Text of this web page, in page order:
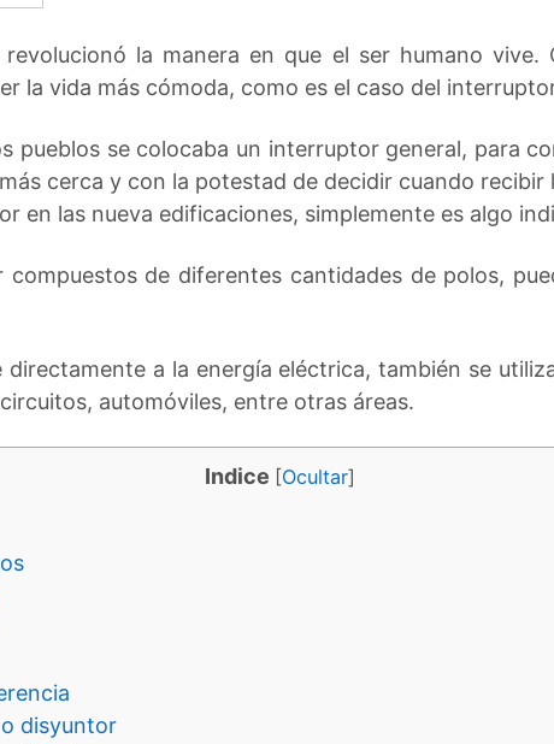
la manera en que el ser humano
la vida más cómoda, como es el caso del
pueblos se colocaba un interruptor general, para
cerca y con la potestad de decidir cuando recibir
en las nueva edificaciones, simplemente es algo
de diferentes cantidades de polos,
a la energía eléctrica, también se
automóviles, entre otras áreas.
Indice [Ocultar]
disyuntor